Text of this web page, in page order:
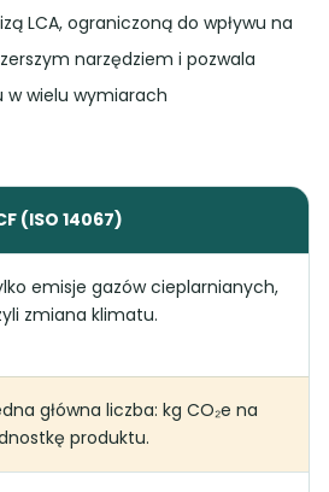
LCA, ograniczoną do wpływu na
narzędziem i pozwala
w wielu wymiarach
(ISO 14067)
emisje gazów cieplarnianych,
zmiana klimatu.
główna liczba: kg CO₂e na
produktu.